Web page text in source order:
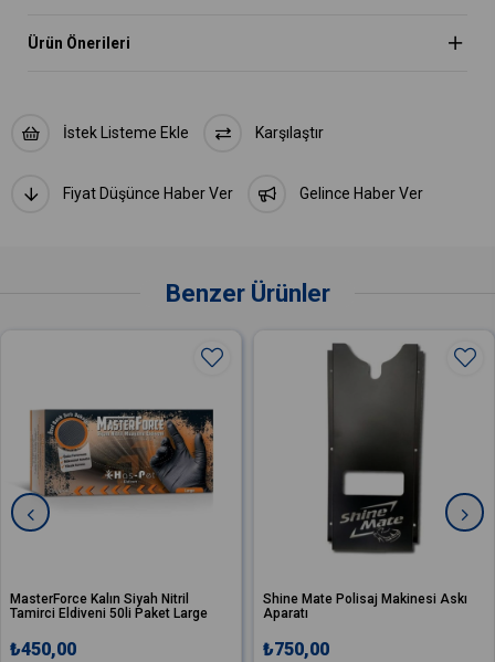
Ürün Önerileri
İstek Listeme Ekle Karşılaştır
Fiyat Düşünce Haber Ver Gelince Haber Ver
Benzer Ürünler
Kalın Siyah Nitril
Eldiveni 50li Paket Large
Shine Mate Polisaj Makinesi Askı
Aparatı
₺750,00